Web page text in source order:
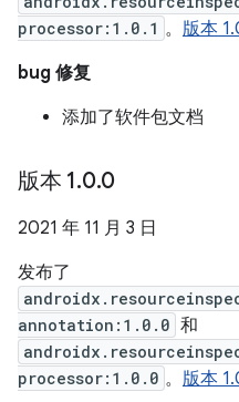
processor:1.0.1 。 版本
bug 修复
添加了软件包文档
版本 1.0.0
2021 年 11 月 3 日
发布了
annotation:1.0.0 和
processor:1.0.0 。 版本